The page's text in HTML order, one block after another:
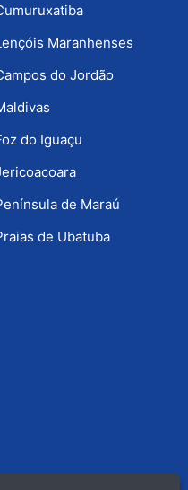
Maranhenses
do Jordão
do Iguaçu
de Maraú
de Ubatuba